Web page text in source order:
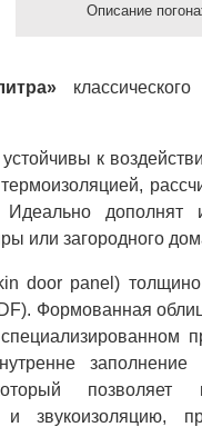
Описание
устойчивы к
Идеально дополнят
или загородного
door panel)
Формованная
заполнение
позволяет
и звукоизоляцию,